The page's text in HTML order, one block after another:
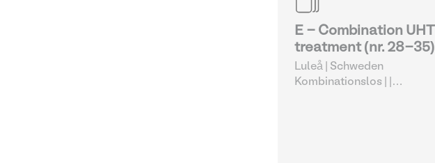
E - Combination UHT
treatment (nr. 28-35)
Luleå | Schweden
Kombinationslos |